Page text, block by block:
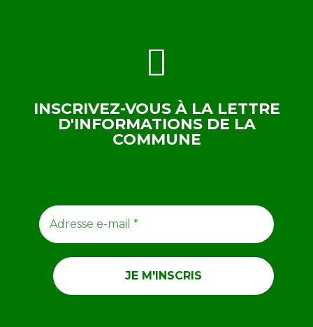
INSCRIVEZ-VOUS À LA LETTRE
D'INFORMATIONS DE LA
COMMUNE